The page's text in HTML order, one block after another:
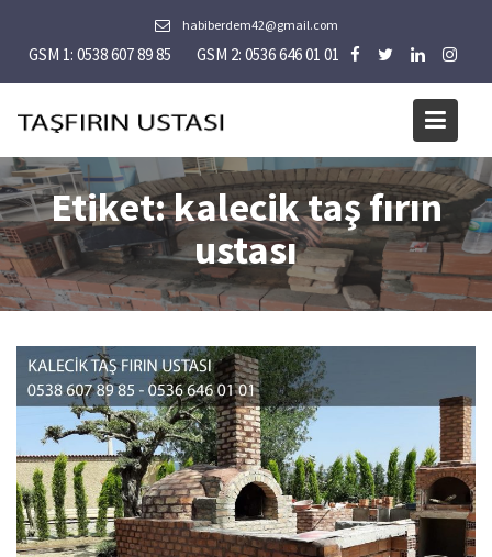
content
habiberdem42@gmail.com
GSM 1: 0538 607 89 85 GSM 2: 0536 646 01 01
Etiket:kalecik taş fırın
ustası